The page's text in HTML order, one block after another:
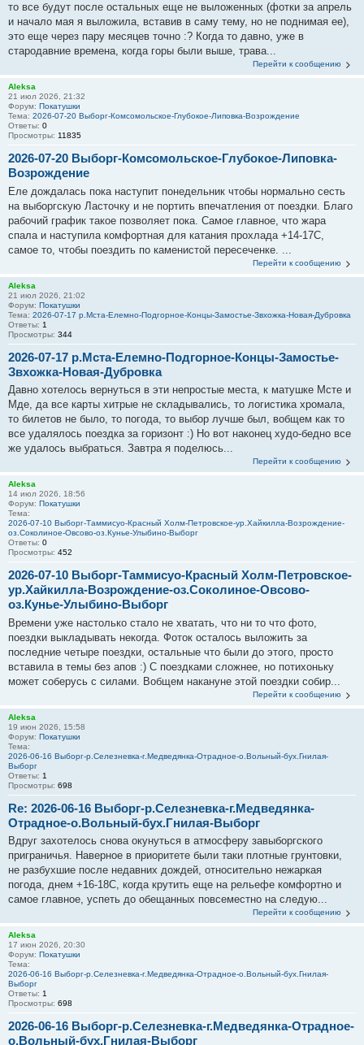
то все будут после остальных еще не выложенных (фотки за апрель
и начало мая я выложила, вставив в саму тему, но не поднимая ее),
это еще через пару месяцев точно :? Когда то давно, уже в
стародавние времена, когда горы были выше, трава...
Перейти к сообщению
Aleksa
21 июл 2026, 21:32
Форум: Покатушки
Тема: 2026-07-20 Выборг-Комсомольское-Глубокое-Липовка-Возрождение
Ответы: 0
Просмотры: 11835
2026-07-20 Выборг-Комсомольское-Глубокое-Липовка-
Возрождение
Еле дождалась пока наступит понедельник чтобы нормально сесть
на выборгскую Ласточку и не портить впечатления от поездки. Благо
рабочий график такое позволяет пока. Самое главное, что жара
спала и наступила комфортная для катания прохлада +14-17С,
самое то, чтобы поездить по каменистой пересеченке. ...
Перейти к сообщению
Aleksa
21 июл 2026, 21:02
Форум: Покатушки
Тема: 2026-07-17 р.Мста-Елемно-Подгорное-Концы-Замостье-Звхожка-Новая-Дубровка
Ответы: 1
Просмотры: 344
2026-07-17 р.Мста-Елемно-Подгорное-Концы-Замостье-
Звхожка-Новая-Дубровка
Давно хотелось вернуться в эти непростые места, к матушке Мсте и
Мде, да все карты хитрые не складывались, то логистика хромала,
то билетов не было, то погода, то выбор лучше был, вобщем как то
все удалялось поездка за горизонт :) Но вот наконец худо-бедно все
же удалось выбраться. Завтра я поделюсь...
Перейти к сообщению
Aleksa
14 июл 2026, 18:56
Форум: Покатушки
Тема:
2026-07-10 Выборг-Таммисуо-Красный Холм-Петровское-ур.Хайкилла-Возрождение-
оз.Соколиное-Овсово-оз.Кунье-Улыбино-Выборг
Ответы: 0
Просмотры: 452
2026-07-10 Выборг-Таммисуо-Красный Холм-Петровское-
ур.Хайкилла-Возрождение-оз.Соколиное-Овсово-
оз.Кунье-Улыбино-Выборг
Времени уже настолько стало не хватать, что ни то что фото,
поездки выкладывать некогда. Фоток осталось выложить за
последние четыре поездки, остальные что были до этого, просто
вставила в темы без апов :) С поездками сложнее, но потихоньку
может соберусь с силами. Вобщем накануне этой поездки собир...
Перейти к сообщению
Aleksa
19 июн 2026, 15:58
Форум: Покатушки
Тема:
2026-06-16 Выборг-р.Селезневка-г.Медведянка-Отрадное-о.Вольный-бух.Гнилая-
Выборг
Ответы: 1
Просмотры: 698
Re: 2026-06-16 Выборг-р.Селезневка-г.Медведянка-
Отрадное-о.Вольный-бух.Гнилая-Выборг
Вдруг захотелось снова окунуться в атмосферу завыборгского
приграничья. Наверное в приоритете были таки плотные грунтовки,
не разбухшие после недавних дождей, относительно нежаркая
погода, днем +16-18С, когда крутить еще на рельефе комфортно и
самое главное, успеть до обещанных повсеместно на следую...
Перейти к сообщению
Aleksa
17 июн 2026, 20:30
Форум: Покатушки
Тема:
2026-06-16 Выборг-р.Селезневка-г.Медведянка-Отрадное-о.Вольный-бух.Гнилая-
Выборг
Ответы: 1
Просмотры: 698
2026-06-16 Выборг-р.Селезневка-г.Медведянка-Отрадное-
о.Вольный-бух.Гнилая-Выборг